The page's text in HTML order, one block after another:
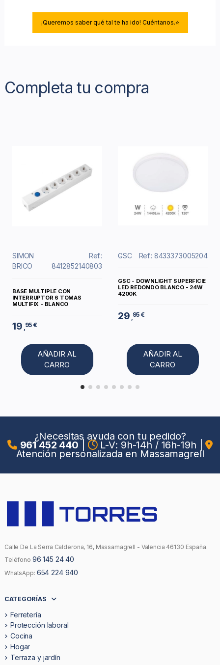
¡Queremos saber qué tal te ha ido! Cuéntanos.⭐
Completa tu compra
SIMON
BRICO
Ref.:
8412852140803
BASE MULTIPLE CON
INTERRUPTOR 6 TOMAS
MULTIFIX - BLANCO
19 ,95 €
AÑADIR AL
CARRO
GSC Ref.: 8433373005204
GSC - DOWNLIGHT SUPERFICIE
LED REDONDO BLANCO - 24W
4200K
29 ,95 €
AÑADIR AL
CARRO
¿Necesitas ayuda con tu pedido?
961 452 440 L-V: 9h-14h / 16h-19h
Atención personalizada en Massamagrell
Calle De La Serra Calderona, 16, Massamagrell - Valencia 46130 España.
Teléfono 96 145 24 40
WhatsApp: 654 224 940
CATEGORÍAS
Ferretería
Protección laboral
Cocina
Hogar
Terraza y jardín